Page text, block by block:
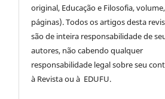
original, Educação e Filosofia,
páginas). Todos os artigos desta
são de inteira responsabilidade de
autores, não cabendo qualquer
responsabilidade legal sobre seu
à Revista ou à EDUFU.